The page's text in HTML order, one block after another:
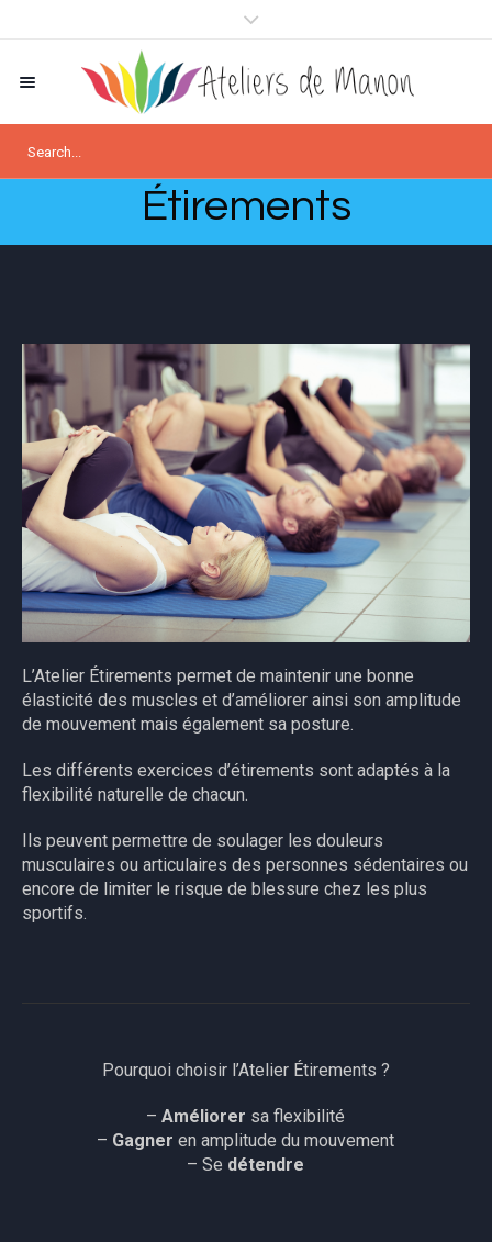
Étirements
L’Atelier Étirements permet de maintenir une bonne
élasticité des muscles et d’améliorer ainsi son amplitude
de mouvement mais également sa posture.
Les différents exercices d’étirements sont adaptés à la
flexibilité naturelle de chacun.
Ils peuvent permettre de soulager les douleurs
musculaires ou articulaires des personnes sédentaires ou
encore de limiter le risque de blessure chez les plus
sportifs.
Pourquoi choisir l’Atelier Étirements ?
–Améliorer sa flexibilité
– Gagner en amplitude du mouvement
–Se détendre